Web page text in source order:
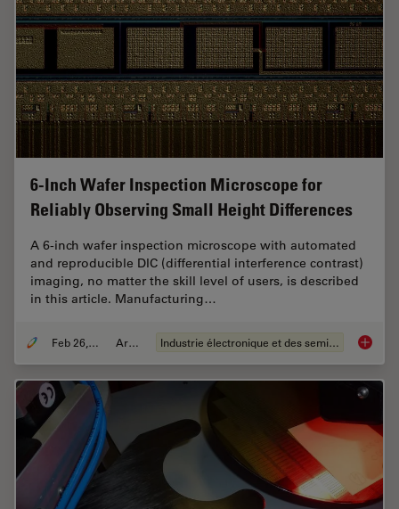
6-Inch Wafer Inspection Microscope for
Reliably Observing Small Height Differences
A 6-inch wafer inspection microscope with automated
and reproducible DIC (differential interference contrast)
imaging, no matter the skill level of users, is described
in this article. Manufacturing…
Feb 26, 2026 Article Industrie électronique et des semi-conducteurs 6-Inch